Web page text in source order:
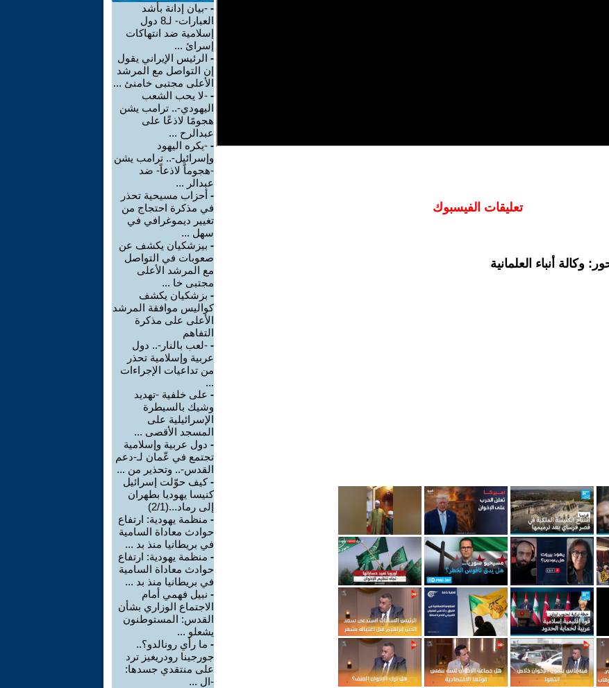
تعليقات الفيسبوك
وكالة أنباء العلمانية
- -بيان إدانة بأشد
العبارات- لـ8 دول
إسلامية ضد انتهاكات
إسرائ ...
- الرئيس الإيراني يقول
إن التواصل مع المرشد
الأعلى مجتبى خامنئ ...
- -لا يحب الشعب
اليهودي-.. ترامب يشن
هجومًا لاذعًا على
عبدالرح ...
- -يكره اليهود
وإسرائيل-.. ترامب يشن
-هجوماً لاذعاً- ضد
عبدالر ...
- أحزاب مسيحية تحذر
في مذكرة احتجاج من
تغيير ديموغرافي في
سهل ...
- بيزشكيان يكشف عن
صعوبات في التواصل
مع المرشد الأعلى
مجتبى خا ...
- بزشكيان يكشف
كواليس موافقة المرشد
الأعلى على مذكرة
التفاهم
- -لعب بالنار-.. دول
عربية وإسلامية تحذر
من تداعيات الإجراءات
...
- على خلفية -تهديد
وشيك بالسيطرة
الإسرائيلية على
المسجد الأقصى ...
- دول عربية وإسلامية
تجتمع في عّمان لـ-دعم
القدس-.. وتحذير من ...
-كيف حوّلت إسرائيل
كنيسا يهوديا بطهران
إلى رماد...(2/1)
- منظمة يهودية: ارتفاع
حوادث معاداة السامية
في بريطانيا منذ بد ...
- منظمة يهودية: ارتفاع
حوادث معاداة السامية
في بريطانيا منذ بد ...
- نبيل فهمي أمام
الاجتماع الوزاري بشأن
القدس: المستوطنون
يشعلو ...
- ما رأي رونالدو؟..
جورجينا رودريغيز ترد
على منتقدي جسدها:
-ال ...